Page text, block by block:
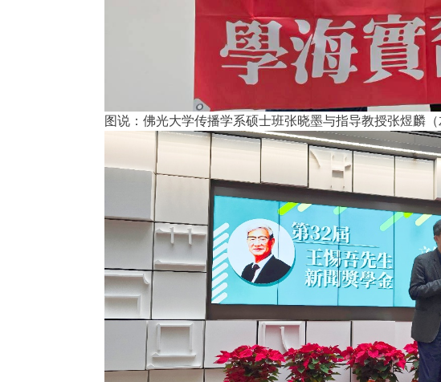
图说：佛光大学传播学系硕士班张晓墨与指导教授张煜麟（